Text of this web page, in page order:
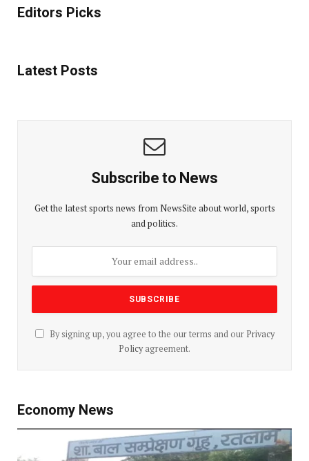
Editors Picks
Latest Posts
Subscribe to News
Get the latest sports news from NewsSite about world, sports
and politics.
By signing up, you agree to the our terms and our Privacy
Policyagreement.
Economy News